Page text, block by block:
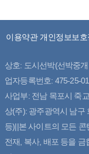
이용약관 개인정보보호
상호: 도시선박(선박중
업자등록번호: 475-25-
사업부: 전남 목포시 죽
상(주): 광주광역시 남구
등)||본 사이트의 모든
전재, 복사, 배포 등을